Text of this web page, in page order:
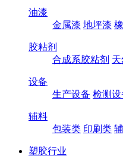
油漆
金属漆 地坪漆
胶粘剂
合成系胶粘剂 天
设备
生产设备 检测设
辅料
包装类 印刷类
塑胶行业